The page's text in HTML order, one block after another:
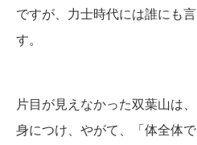
ですが、力士時代には誰にも
す。
片目が見えなかった双葉山は
身につけ、やがて、「体全体